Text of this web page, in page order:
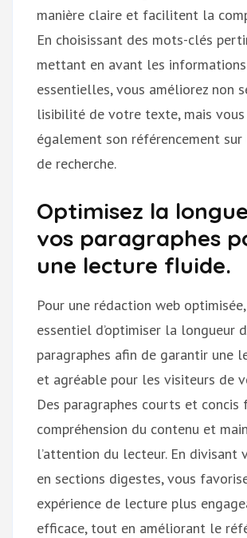
manière claire et facilitent la
En choisissant des mots-clés
mettant en avant les informations
essentielles, vous améliorez non
lisibilité de votre texte, mais
également son référencement
de recherche.
Optimisez la
vos paragraphes
une lecture fluide.
Pour une rédaction web
essentiel d’optimiser la longueur
paragraphes afin de garantir une
et agréable pour les visiteurs de
Des paragraphes courts et
compréhension du contenu et
l’attention du lecteur. En divisant
en sections digestes, vous
expérience de lecture plus
efficace, tout en améliorant le